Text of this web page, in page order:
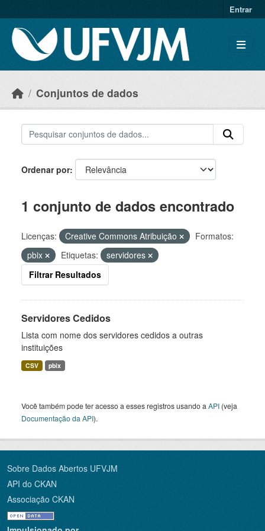
Entrar
Conjuntos de dados
Ordenar por
1 conjunto de dados encontrado
Licenças: Creative Commons Atribuição
Formatos:
pbix
Etiquetas:
servidores
Filtrar Resultados
Servidores Cedidos
Lista com nome dos servidores cedidos a outras
instituições
CSV pbix
Você também pode ter acesso a esses registros usando a API (veja
Documentação da API).
Sobre Dados Abertos UFVJM
API do CKAN
Associação CKAN